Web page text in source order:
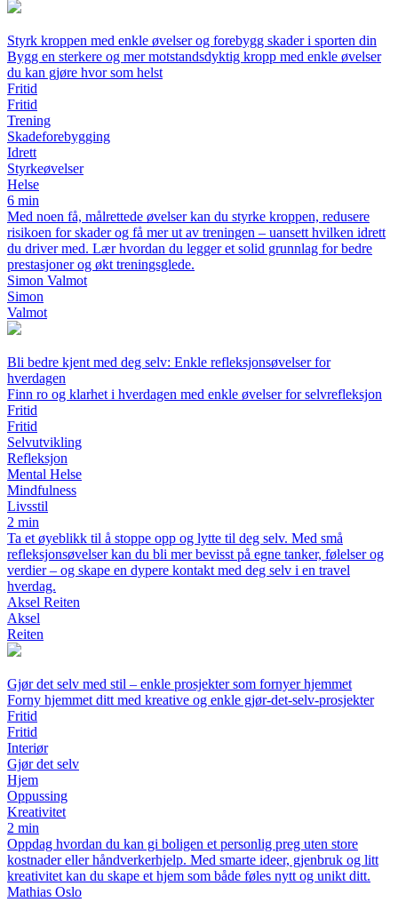
Styrk kroppen med enkle øvelser og forebygg skader i sporten din
Bygg en sterkere og mer motstandsdyktig kropp med enkle øvelser
du kan gjøre hvor som helst
Fritid
Fritid
Trening
Skadeforebygging
Idrett
Styrkeøvelser
Helse
6 min
Med noen få, målrettede øvelser kan du styrke kroppen, redusere
risikoen for skader og få mer ut av treningen – uansett hvilken idrett
du driver med. Lær hvordan du legger et solid grunnlag for bedre
prestasjoner og økt treningsglede.
Simon Valmot
Simon
Valmot
Bli bedre kjent med deg selv: Enkle refleksjonsøvelser for
hverdagen
Finn ro og klarhet i hverdagen med enkle øvelser for selvrefleksjon
Fritid
Fritid
Selvutvikling
Refleksjon
Mental Helse
Mindfulness
Livsstil
2 min
Ta et øyeblikk til å stoppe opp og lytte til deg selv. Med små
refleksjonsøvelser kan du bli mer bevisst på egne tanker, følelser og
verdier – og skape en dypere kontakt med deg selv i en travel
hverdag.
Aksel Reiten
Aksel
Reiten
Gjør det selv med stil – enkle prosjekter som fornyer hjemmet
Forny hjemmet ditt med kreative og enkle gjør-det-selv-prosjekter
Fritid
Fritid
Interiør
Gjør det selv
Hjem
Oppussing
Kreativitet
2 min
Oppdag hvordan du kan gi boligen et personlig preg uten store
kostnader eller håndverkerhjelp. Med smarte ideer, gjenbruk og litt
kreativitet kan du skape et hjem som både føles nytt og unikt ditt.
Mathias Oslo